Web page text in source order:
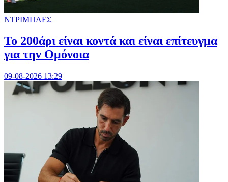
ΝΤΡΙΜΠΛΕΣ
Το 200άρι είναι κοντά και είναι επίτευγμα
για την Ομόνοια
09-08-2026 13:29